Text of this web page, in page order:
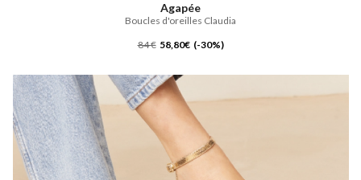
Agapée
Boucles d'oreilles Claudia
84 € 58,80€ (-30%)